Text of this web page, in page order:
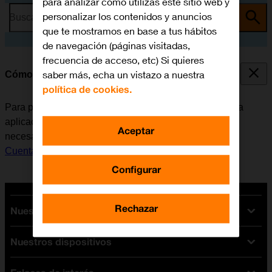
Busca por problema o tema
Cómo instalar Instagram
Para poder utilizar Instagram, es necesario instalar esta
aplicación en el móvil. Antes de instalar Instagram, es
necesario
configurar el móvil para internet
Cuenta de Apple en el móvil
Nuestras tarifas
Tarifas Orange
Tarifas fibra y móvil
Nuestros dispositivos
personalizar los contenidos y anuncios
que te mostramos en base a tus hábitos
de navegación (páginas visitadas,
frecuencia de acceso, etc) Si quieres
saber más, echa un vistazo a nuestra
política de cookies.
Configurar
Rechazar
Aceptar